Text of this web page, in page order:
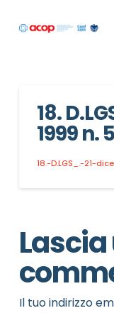
18.
1999 n.
18.-D.LGS_.-21-
Lascia
Il tuo indirizzo